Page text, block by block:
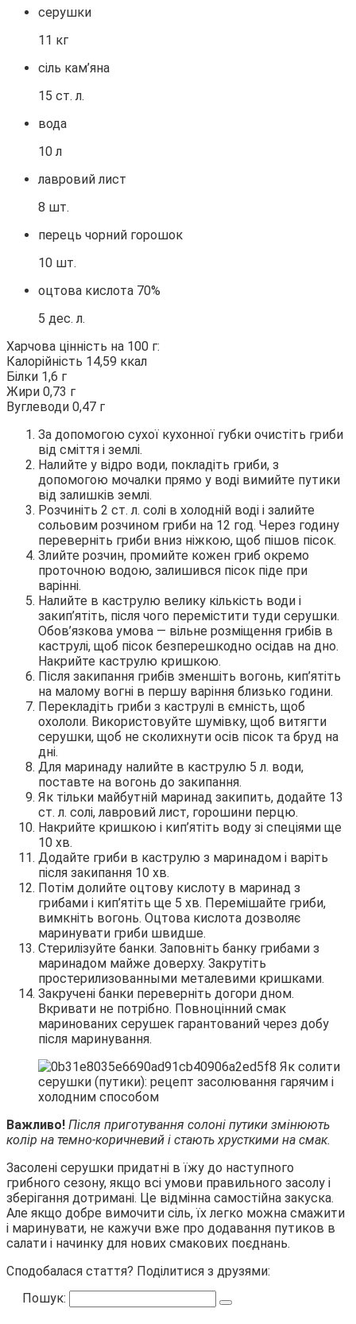
серушки
11 кг
сіль кам’яна
15 ст. л.
вода
10 л
лавровий лист
8 шт.
перець чорний горошок
10 шт.
оцтова кислота 70%
5 дес. л.
Харчова цінність на 100 г:
Калорійність 14,59 ккал
Білки 1,6 г
Жири 0,73 г
Вуглеводи 0,47 г
За допомогою сухої кухонної губки очистіть гриби
від сміття і землі.
Налийте у відро води, покладіть гриби, з
допомогою мочалки прямо у воді вимийте путики
від залишків землі.
Розчиніть 2 ст. л. солі в холодній воді і залийте
сольовим розчином гриби на 12 год. Через годину
переверніть гриби вниз ніжкою, щоб пішов пісок.
Злийте розчин, промийте кожен гриб окремо
проточною водою, залишився пісок піде при
варінні.
Налийте в каструлю велику кількість води і
закип’ятіть, після чого перемістити туди серушки.
Обов’язкова умова — вільне розміщення грибів в
каструлі, щоб пісок безперешкодно осідав на дно.
Накрийте каструлю кришкою.
Після закипання грибів зменшіть вогонь, кип’ятіть
на малому вогні в першу варіння близько години.
Перекладіть гриби з каструлі в ємність, щоб
охололи. Використовуйте шумівку, щоб витягти
серушки, щоб не сколихнути осів пісок та бруд на
дні.
Для маринаду налийте в каструлю 5 л. води,
поставте на вогонь до закипання.
Як тільки майбутній маринад закипить, додайте 13
ст. л. солі, лавровий лист, горошини перцю.
Накрийте кришкою і кип’ятіть воду зі спеціями ще
10 хв.
Додайте гриби в каструлю з маринадом і варіть
після закипання 10 хв.
Потім долийте оцтову кислоту в маринад з
грибами і кип’ятіть ще 5 хв. Перемішайте гриби,
вимкніть вогонь. Оцтова кислота дозволяє
маринувати гриби швидше.
Стерилізуйте банки. Заповніть банку грибами з
маринадом майже доверху. Закрутіть
простерилизованными металевими кришками.
Закручені банки переверніть догори дном.
Вкривати не потрібно. Повноцінний смак
маринованих серушек гарантований через добу
після маринування.
Важливо! Після приготування солоні путики змінюють
колір на темно-коричневий і стають хрусткими на смак.
Засолені серушки придатні в їжу до наступного
грибного сезону, якщо всі умови правильного засолу і
зберігання дотримані. Це відмінна самостійна закуска.
Але якщо добре вимочити сіль, їх легко можна смажити
і маринувати, не кажучи вже про додавання путиков в
салати і начинку для нових смакових поєднань.
Сподобалася стаття? Поділитися з друзями:
Пошук: